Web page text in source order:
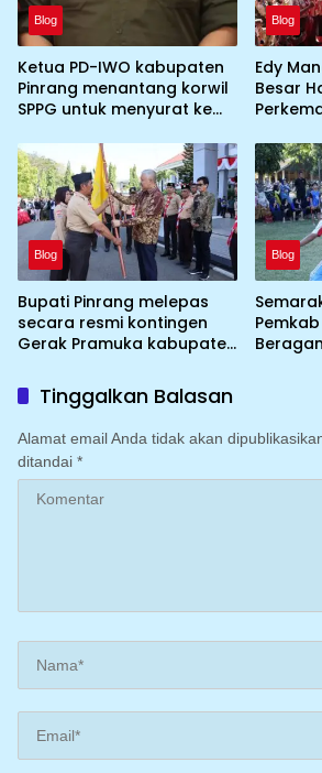
Blog
Ketua PD-IWO kabupaten
Pinrang menantang korwil
SPPG untuk menyurat ke
yang tidak memenuhi
syarat standar dan
persyaratan teknis
Blog
Edy
Besar
Jamnas
Blog
Bupati Pinrang melepas
secara resmi kontingen
Gerak Pramuka kabupaten
Nasional ke XII kebumi
perkemahan Cibubur
Blog
Tinggalkan Balasan
Alamat email Anda tidak akan
ditandai *